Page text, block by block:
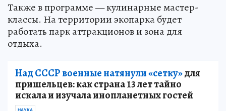
Также в программе — кулинарные мастер-
классы. На территории экопарка будет
работать парк аттракционов и зона для
отдыха.
Над СССР военные натянули «сетку»для
пришельцев: как страна 13 лет тайно
искала и изучала инопланетных гостей